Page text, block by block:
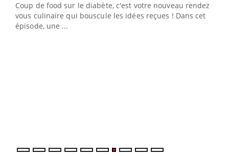
Coup de food sur le diabète, c'est votre nouveau rendez-
vous culinaire qui bouscule les idées reçues ! Dans cet
épisode, une ...